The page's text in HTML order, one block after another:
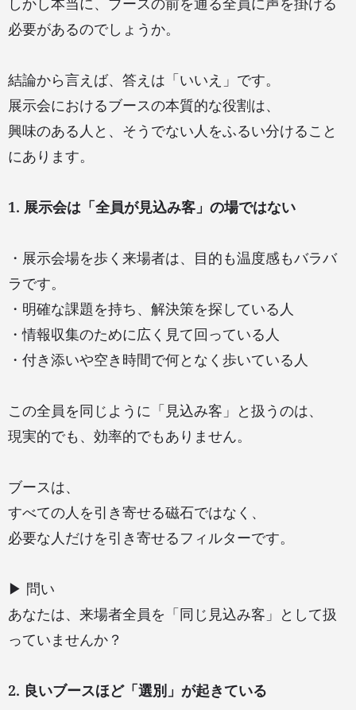
必要があるのでしょうか。
結論から言えば、答えは「いいえ」です。
展示会におけるブースの本質的な役割は、
興味のある人と、そうでない人をふるい分けること
にあります。
1. 展示会は「全員が見込み客」の場ではない
・展示会場を歩く来場者は、目的も温度感もバラバ
ラです。
・明確な課題を持ち、解決策を探している人
・情報収集のために広く見て回っている人
・付き添いや空き時間で何となく歩いている人
この全員を同じように「見込み客」と扱うのは、
現実的でも、効率的でもありません。
ブースは、
すべての人を引き寄せる磁石ではなく、
必要な人だけを引き寄せるフィルターです。
▶ 問い
あなたは、来場者全員を「同じ見込み客」として扱
っていませんか？
2. 良いブースほど「選別」が起きている